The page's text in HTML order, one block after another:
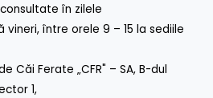
în zilele
vineri, între orele 9 – 15 la sediile
Căi Ferate „CFR" – SA, B-dul
1,